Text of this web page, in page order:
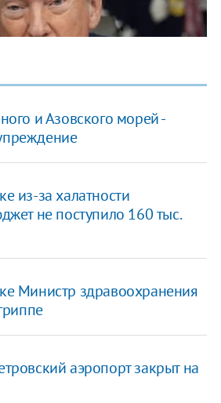
и Азовского морей -
из-за халатности
не поступило 160 тыс.
Министр здравоохранения
аэропорт закрыт на